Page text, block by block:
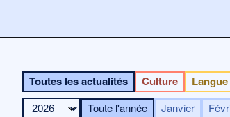
Toutes les actualités Culture
Toute l'année Janvier